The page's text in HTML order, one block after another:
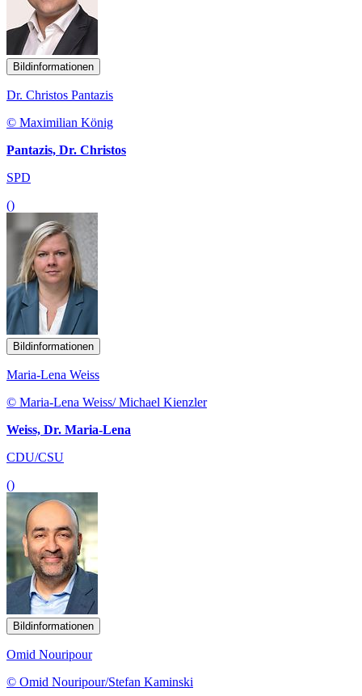
Bildinformationen
Dr. Christos Pantazis
© Maximilian König
Pantazis, Dr. Christos
SPD
()
Bildinformationen
Maria-Lena Weiss
© Maria-Lena Weiss/ Michael Kienzler
Weiss, Dr. Maria-Lena
CDU/CSU
()
Bildinformationen
Omid Nouripour
© Omid Nouripour/Stefan Kaminski